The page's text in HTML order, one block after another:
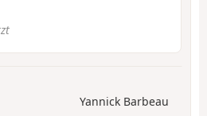
Yannick Barbeau